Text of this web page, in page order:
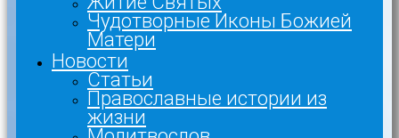
Чудотворные Иконы Божией
Матери
Новости
Статьи
Православные истории из
жизни